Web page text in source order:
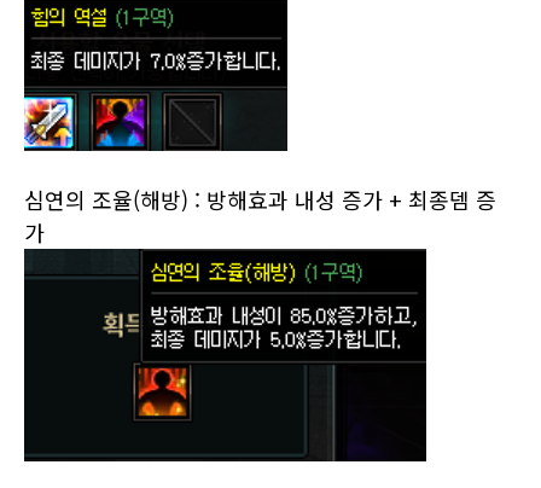
심연의 조율(해방) : 방해효과 내성 증가 + 최종뎀 증
가